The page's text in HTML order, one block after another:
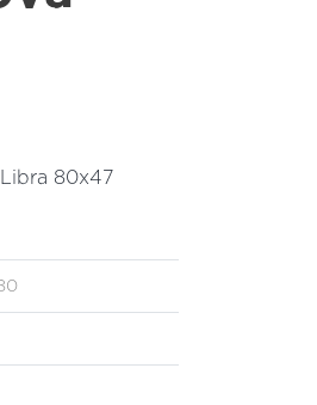
80x47